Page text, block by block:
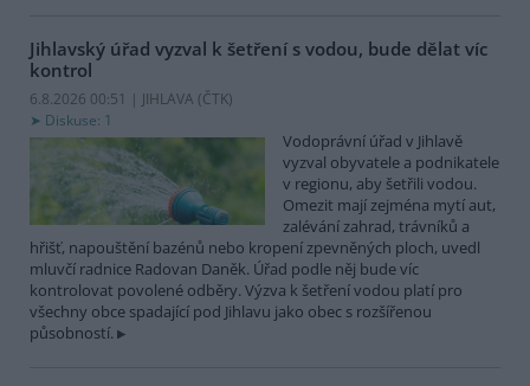
Jihlavský úřad vyzval k šetření s vodou, bude dělat víc
kontrol
6.8.2026 00:51 | JIHLAVA (ČTK)
Diskuse: 1
Vodoprávní úřad v Jihlavě
vyzval obyvatele a podnikatele
v regionu, aby šetřili vodou.
Omezit mají zejména mytí aut,
zalévání zahrad, trávníků a
hřišť, napouštění bazénů nebo kropení zpevněných ploch, uvedl
mluvčí radnice Radovan Daněk. Úřad podle něj bude víc
kontrolovat povolené odběry. Výzva k šetření vodou platí pro
všechny obce spadající pod Jihlavu jako obec s rozšířenou
působností.